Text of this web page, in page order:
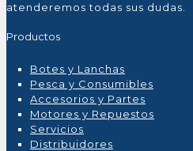
atenderemos todas sus dudas.
Productos
Botes y Lanchas
Pesca y Consumibles
Accesorios y Partes
Motores y Repuestos
Servicios
Distribuidores